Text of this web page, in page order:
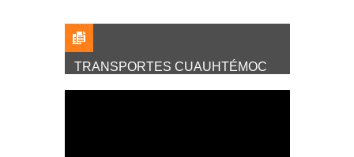
TRANSPORTES CUAUHTÉMOC